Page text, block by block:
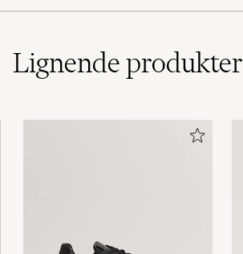
Lignendeprodukter